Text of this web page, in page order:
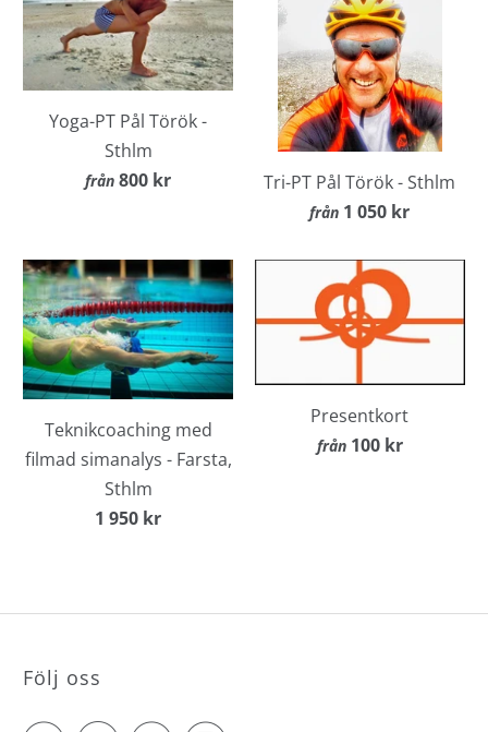
Yoga-PT Pål Török -
Sthlm
från 800 kr Tri-PT Pål Török - Sthlm
från 1 050 kr
Teknikcoaching med
filmad simanalys - Farsta,
Sthlm
1 950 kr
Presentkort
från 100 kr
Följ oss